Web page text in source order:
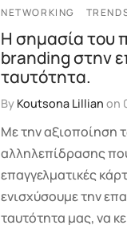
NETWORKING
Η σημασία του
branding στην
ταυτότητα.
By Koutsona Lillian on
Με την αξιοποίηση
αλληλεπίδρασης
επαγγελματικές
ενισχύσουμε την
ταυτότητα μας, να